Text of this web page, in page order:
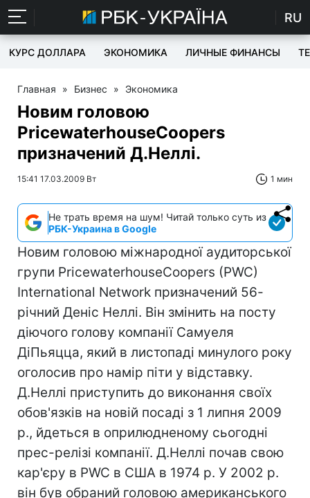
RU
КУРС ДОЛЛАРА ЭКОНОМИКА ЛИЧНЫЕ ФИНАНСЫ
Главная » Бизнес » Экономика
Новим головою
PricewaterhouseCoopers
призначений Д.Неллі.
15:41 17.03.2009 Вт 1 мин
Не трать время на шум! Читай только суть из
РБК-Украина в Google
Новим головою міжнародної аудиторської
групи PricewaterhouseCoopers (PWC)
International Network призначений 56-
річний Деніс Неллі. Він змінить на посту
діючого голову компанії Самуеля
ДіПьяцца, який в листопаді минулого року
оголосив про намір піти у відставку.
Д.Неллі приступить до виконання своїх
обов'язків на новій посаді з 1 липня 2009
р., йдеться в оприлюдненому сьогодні
прес-релізі компанії. Д.Неллі почав свою
кар'єру в PWC в США в 1974 р. У 2002 р.
він був обраний головою американського